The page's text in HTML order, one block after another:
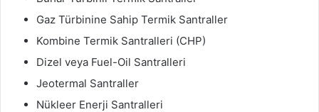
Gaz Türbinine Sahip Termik Santraller
Kombine Termik Santralleri (CHP)
Dizel veya Fuel-Oil Santralleri
Jeotermal Santraller
Nükleer Enerji Santralleri